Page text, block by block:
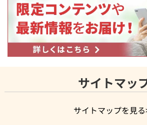
サイトマッ
サイトマップを見